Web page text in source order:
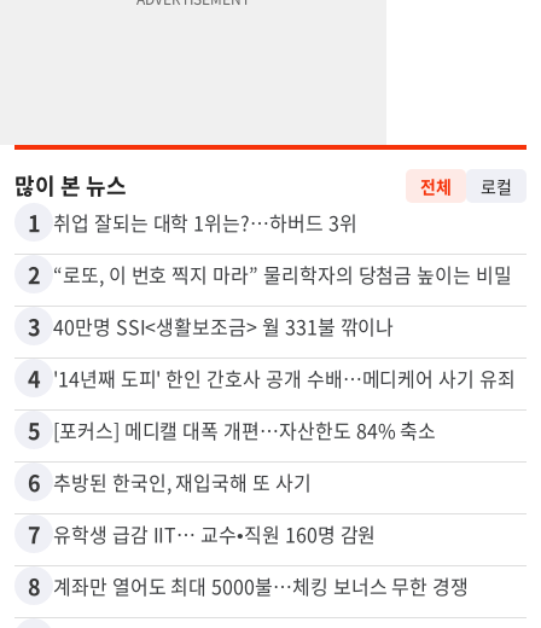
많이 본 뉴스
1 취업 잘되는 대학 1위는?…하버드 3위
2 “로또, 이 번호 찍지 마라” 물리학자의 당첨금 높이는 비밀
3 40만명 SSI<생활보조금> 월 331불 깎이나
4 '14년째 도피' 한인 간호사 공개 수배…메디케어 사기 유죄
5 [포커스] 메디캘 대폭 개편…자산한도 84% 축소
6 추방된 한국인, 재입국해 또 사기
7 유학생 급감 IIT… 교수•직원 160명 감원